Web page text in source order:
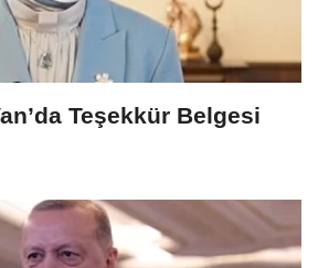
Teşekkür Belgesi